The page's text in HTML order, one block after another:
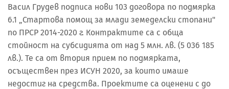
Васил Грудев подписа нови 103 договора по подмярка
6.1 „Стартова помощ за млади земеделски стопани"
по ПРСР 2014-2020 г. Контрактите са с обща
стойност на субсидията от над 5 млн. лв. (5 036 185
лв.). Те са от втория прием по подмярката,
осъществен през ИСУН 2020, за които имаше
недостиг на средства. Проектите са оценени с до